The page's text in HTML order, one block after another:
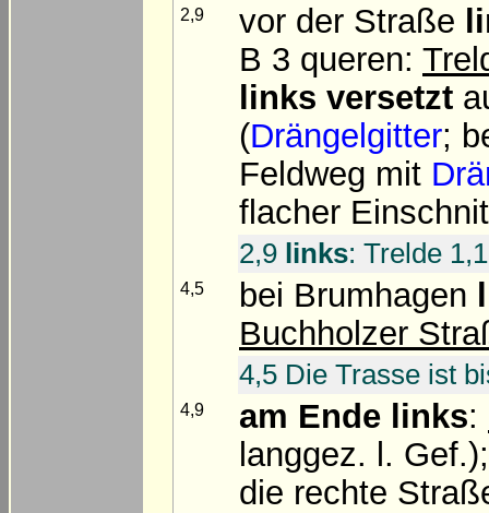
2,9 vor der Straße
B 3 queren:
links versetzt
(Drängelgitter;
Feldweg mit
flacher
2,9 links: Trelde 1,1
4,5 bei Brumhagen
Buchholzer
4,5 Die Trasse ist
4,9 am Ende links:
langgez. l.
die rechte